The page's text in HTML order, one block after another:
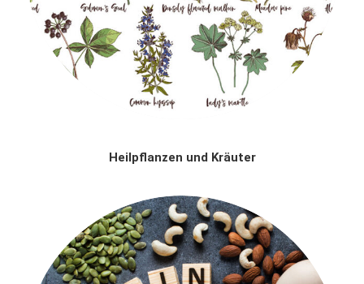
Heilpflanzen und Kräuter